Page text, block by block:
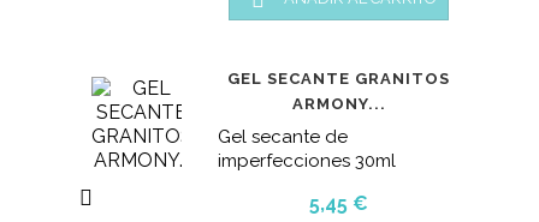

GEL SECANTE GRANITOS
ARMONY...
Gel secante de
imperfecciones 30ml
Precio
5,45 €